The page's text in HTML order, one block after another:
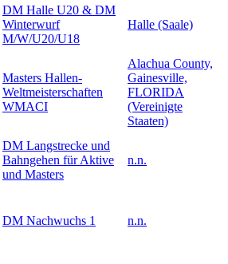
DM Halle U20 & DM
Winterwurf
M/W/U20/U18
Halle (Saale)
Masters Hallen-
Weltmeisterschaften
WMACI
Alachua County,
Gainesville,
FLORIDA
(Vereinigte
Staaten)
DM Langstrecke und
Bahngehen für Aktive
und Masters
n.n.
DM Nachwuchs 1 n.n.